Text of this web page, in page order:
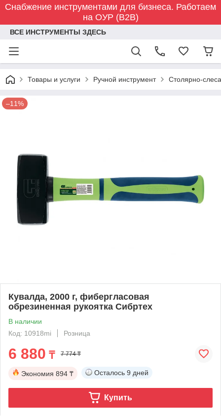
Снабжение инструментами для бизнеса. Работаем
на ОУР (B2B)
ВСЕ ИНСТРУМЕНТЫ ЗДЕСЬ
Товары и услуги Ручной инструмент Столярно-
–11%
Кувалда, 2000 г, фибергласовая
обрезиненная рукоятка Сибртех
В наличии
Код: 10918mi
Розница
6 880 ₸ 7 774 ₸
Экономия 894 ₸ Осталось 9 дней
Купить